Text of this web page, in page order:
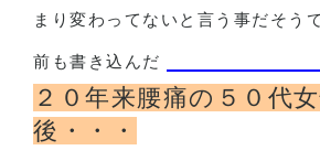
まり変わってないと言う事だそう
前も書き込んだ
２０年来腰痛の５０代
後・・・